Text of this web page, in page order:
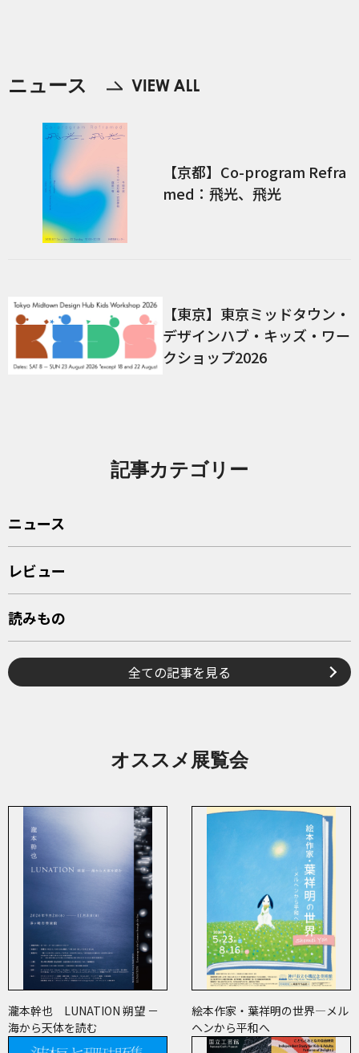
ニュース
【京都】Co-program Refra
med：飛光、飛光
【東京】東京ミッドタウン・
デザインハブ・キッズ・ワー
クショップ2026
記事カテゴリー
ニュース
レビュー
読みもの
全ての記事を見る
オススメ展覧会
瀧本幹也 LUNATION 朔望 －
海から天体を読む
絵本作家・葉祥明の世界―メル
ヘンから平和へ